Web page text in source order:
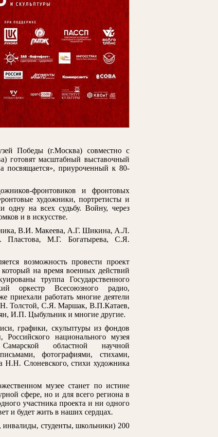
Маковский В.Е. Две сестры (Две
дочери)
Победы (г.Москва) совместно с
готовят масштабный выставочный
посвящается», приуроченный к 80-
фронтовиков и фронтовых
художники, портретисты и
на всех судьбу. Войну, через
и в искусстве.
В.И. Макеева, А.Г. Шикина, А.Л.
М.Г. Богатырева, С.Я.
возможность провести проект
на время военных действий
труппа Государственного
оркестр Всесоюзного радио,
приехали работать многие деятели
Толстой, С.Я. Маршак, В.П.Катаев,
И.П. Цыбульник и многие другие.
графики, скульптуры из фондов
национального музея
областной научной
фотографиями, стихами,
Н.Н. Слоневского, стихи художника
музее станет по истине
сфере, но и для всего региона в
участника проекта и ни одного
и будет жить в наших сердцах.
студенты, школьники) 200